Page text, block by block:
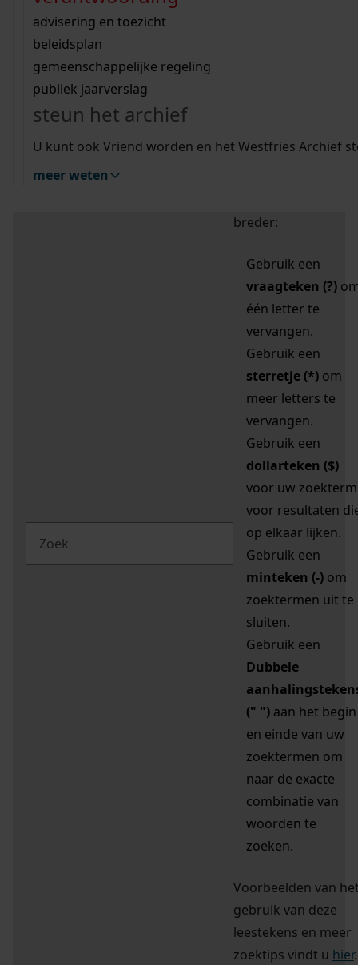
bouwvergunningen
omgevingsvergunningen
vergunningen
beeld en geluid
uitleg nodig?
Wij helpen u op weg met een aantal zoektips.
bekijk alle zoektips
Wij helpen u op weg met een aantal zoektips.
bekijk alle zoektips
bekijk ons geschiedenislokaal
advisering en toezicht
beleidsplan
gemeenschappelijke regeling
publiek jaarverslag
steun het archief
U kunt ook Vriend worden en het Westfries Archief
meer weten
zoektips
Mijn Studiezaal (inloggen)
uw zoekopdracht te
breder:
Gebruik een
vraagteken (?)
één letter te
vervangen.
Gebruik een
sterretje (*) om
meer letters te
vervangen.
Gebruik een
dollarteken ($)
voor uw zoekterm
voor resultaten
op elkaar lijken.
Gebruik een
minteken (-) om
zoektermen uit te
sluiten.
Gebruik een
Dubbele
(" ") aan het begin
en einde van uw
zoektermen om
naar de exacte
combinatie van
woorden te
zoeken.
Voorbeelden van
gebruik van deze
leestekens en meer
zoektips vindt u hier.